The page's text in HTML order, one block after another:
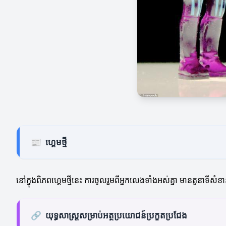
📰 ហ្គេមថ្មី
នៅក្នុងពិភពហ្គេមថ្មីនេះ ការចូលរួមពីអ្នកលេងទាំងអស់គ្នា មានតួនាទីសំខា
🔗 យុទ្ធសាស្ត្រសម្រាប់អត្ថប្រយោជន៍ប្រកួតប្រជែង